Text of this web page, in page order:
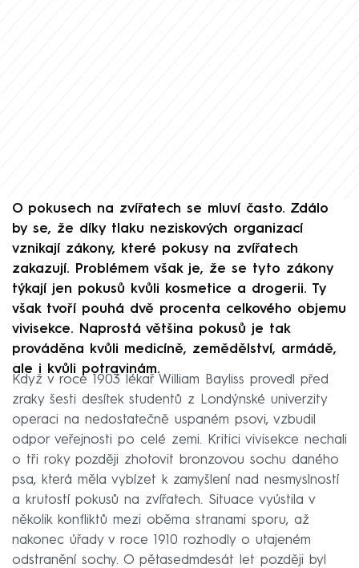
O pokusech na zvířatech se mluví často. Zdálo
by se, že díky tlaku neziskových organizací
vznikají zákony, které pokusy na zvířatech
zakazují. Problémem však je, že se tyto zákony
týkají jen pokusů kvůli kosmetice a drogerii. Ty
však tvoří pouhá dvě procenta celkového objemu
vivisekce. Naprostá většina pokusů je tak
prováděna kvůli medicíně, zemědělství, armádě,
ale i kvůli potravinám.
Když v roce 1903 lékař William Bayliss provedl před
zraky šesti desítek studentů z Londýnské univerzity
operaci na nedostatečně uspaném psovi, vzbudil
odpor veřejnosti po celé zemi. Kritici vivisekce nechali
o tři roky později zhotovit bronzovou sochu daného
psa, která měla vybízet k zamyšlení nad nesmyslností
a krutostí pokusů na zvířatech. Situace vyústila v
několik konfliktů mezi oběma stranami sporu, až
nakonec úřady v roce 1910 rozhodly o utajeném
odstranění sochy. O pětasedmdesát let později byl